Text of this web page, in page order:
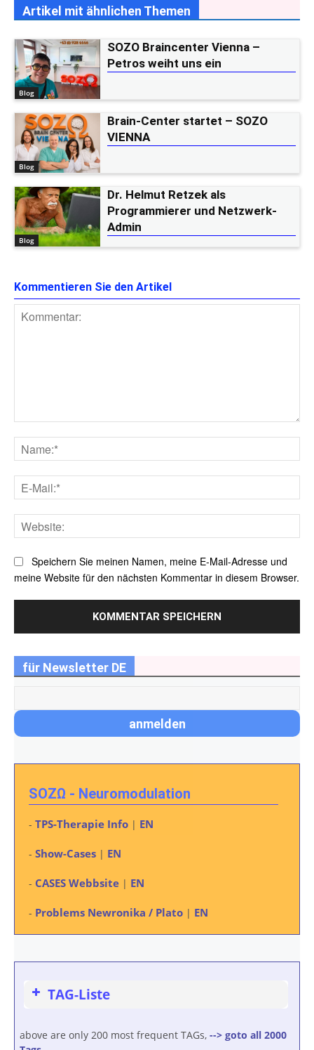
Artikel mit ähnlichen Themen
Blog
SOZO Braincenter Vienna –
Petros weiht uns ein
Blog
Brain-Center startet – SOZO
VIENNA
Blog
Dr. Helmut Retzek als
Programmierer und Netzwerk-
Admin
Kommentieren Sie den Artikel
Speichern Sie meinen Namen, meine E-Mail-Adresse und
meine Website für den nächsten Kommentar in diesem Browser.
für Newsletter DE
SOZΩ - Neuromodulation
- TPS-Therapie Info | EN
- Show-Cases | EN
- CASES Webbsite | EN
- Problems Newronika / Plato | EN
TAG-Liste
above are only 200 most frequent TAGs, --> goto all 2000